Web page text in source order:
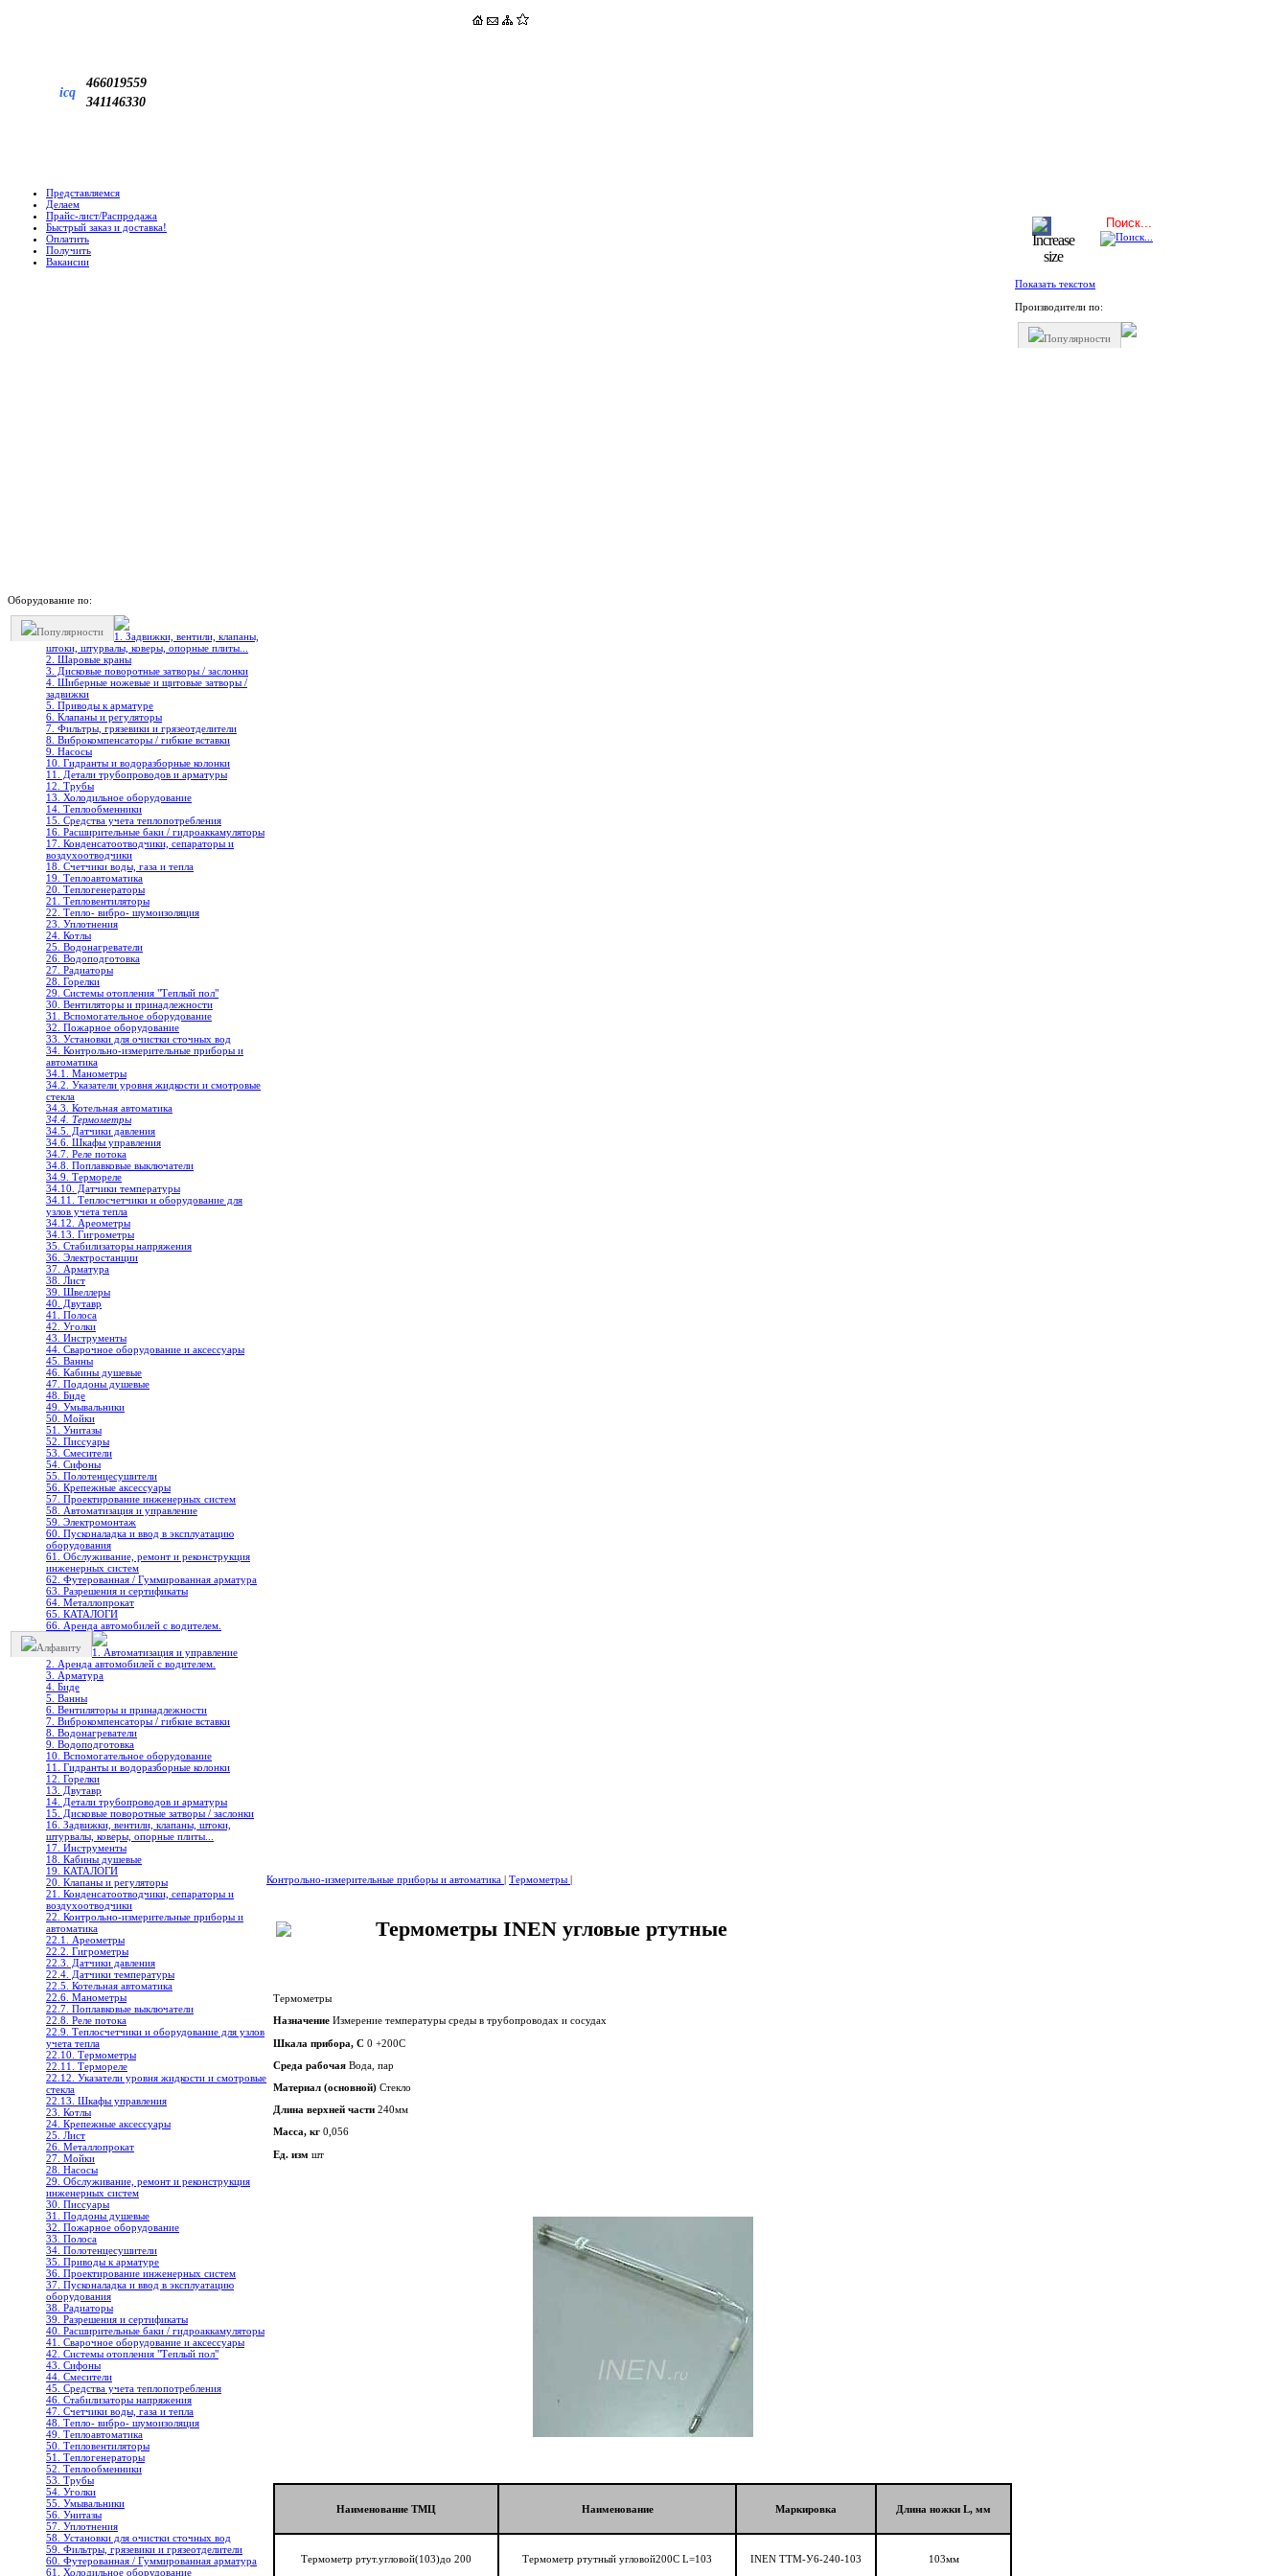
icq
466019559
341146330
Представляемся
Делаем
Прайс-лист/Распродажа
Быстрый заказ и доставка!
Оплатить
Получить
Вакансии
Оборудование по:
Популярности
1. Задвижки, вентили, клапаны,
штоки, штурвалы, коверы, опорные плиты...
2. Шаровые краны
3. Дисковые поворотные затворы / заслонки
4. Шиберные ножевые и щитовые затворы /
задвижки
5. Приводы к арматуре
6. Клапаны и регуляторы
7. Фильтры, грязевики и грязеотделители
8. Виброкомпенсаторы / гибкие вставки
9. Насосы
10. Гидранты и водоразборные колонки
11. Детали трубопроводов и арматуры
12. Трубы
13. Холодильное oборудование
14. Теплообменники
15. Средства учета теплопотребления
16. Расширительные баки / гидроаккамуляторы
17. Конденсатоотводчики, сепараторы и
воздухоотводчики
18. Счетчики воды, газа и тепла
19. Теплоавтоматика
20. Теплогенераторы
21. Тепловентиляторы
22. Тепло- вибро- шумоизоляция
23. Уплотнения
24. Котлы
25. Водонагреватели
26. Водоподготовка
27. Радиаторы
28. Горелки
29. Системы отопления "Теплый пол"
30. Вентиляторы и принадлежности
31. Вспомогательное оборудование
32. Пожарное оборудование
33. Установки для очистки сточных вод
34. Контрольно-измерительные приборы и
автоматика
34.1. Манометры
34.2. Указатели уровня жидкости и смотровые
стекла
34.3. Котельная автоматика
34.4. Термометры
34.5. Датчики давления
34.6. Шкафы управления
34.7. Реле потока
34.8. Поплавковые выключатели
34.9. Термореле
34.10. Датчики температуры
34.11. Теплосчетчики и оборудование для
узлов учета тепла
34.12. Ареометры
34.13. Гигрометры
35. Стабилизаторы напряжения
36. Электростанции
37. Арматура
38. Лист
39. Швеллеры
40. Двутавр
41. Полоса
42. Уголки
43. Инструменты
44. Сварочное оборудование и аксессуары
45. Ванны
46. Кабины душевые
47. Поддоны душевые
48. Биде
49. Умывальники
50. Мойки
51. Унитазы
52. Писсуары
53. Смесители
54. Сифоны
55. Полотенцесушители
56. Крепежные аксессуары
57. Проектирование инженерных систем
58. Автоматизация и управление
59. Электромонтаж
60. Пусконаладка и ввод в эксплуатацию
оборудования
61. Обслуживание, ремонт и реконструкция
инженерных систем
62. Футерованная / Гуммированная арматура
63. Разрешения и сертификаты
64. Металлопрокат
65. КАТАЛОГИ
66. Аренда автомобилей с водителем.
Алфавиту
1. Автоматизация и управление
2. Аренда автомобилей с водителем.
3. Арматура
4. Биде
5. Ванны
6. Вентиляторы и принадлежности
7. Виброкомпенсаторы / гибкие вставки
8. Водонагреватели
9. Водоподготовка
10. Вспомогательное оборудование
11. Гидранты и водоразборные колонки
12. Горелки
13. Двутавр
14. Детали трубопроводов и арматуры
15. Дисковые поворотные затворы / заслонки
16. Задвижки, вентили, клапаны, штоки,
штурвалы, коверы, опорные плиты...
17. Инструменты
18. Кабины душевые
19. КАТАЛОГИ
20. Клапаны и регуляторы
21. Конденсатоотводчики, сепараторы и
воздухоотводчики
22. Контрольно-измерительные приборы и
автоматика
22.1. Ареометры
22.2. Гигрометры
22.3. Датчики давления
22.4. Датчики температуры
22.5. Котельная автоматика
22.6. Манометры
22.7. Поплавковые выключатели
22.8. Реле потока
22.9. Теплосчетчики и оборудование для узлов
учета тепла
22.10. Термометры
22.11. Термореле
22.12. Указатели уровня жидкости и смотровые
стекла
22.13. Шкафы управления
23. Котлы
24. Крепежные аксессуары
25. Лист
26. Металлопрокат
27. Мойки
28. Насосы
29. Обслуживание, ремонт и реконструкция
инженерных систем
30. Писсуары
31. Поддоны душевые
32. Пожарное оборудование
33. Полоса
34. Полотенцесушители
35. Приводы к арматуре
36. Проектирование инженерных систем
37. Пусконаладка и ввод в эксплуатацию
оборудования
38. Радиаторы
39. Разрешения и сертификаты
40. Расширительные баки / гидроаккамуляторы
41. Сварочное оборудование и аксессуары
42. Системы отопления "Теплый пол"
43. Сифоны
44. Смесители
45. Средства учета теплопотребления
46. Стабилизаторы напряжения
47. Счетчики воды, газа и тепла
48. Тепло- вибро- шумоизоляция
49. Теплоавтоматика
50. Тепловентиляторы
51. Теплогенераторы
52. Теплообменники
53. Трубы
54. Уголки
55. Умывальники
56. Унитазы
57. Уплотнения
58. Установки для очистки сточных вод
59. Фильтры, грязевики и грязеотделители
60. Футерованная / Гуммированная арматура
61. Холодильное oборудование
Контрольно-измерительные приборы и автоматика | Термометры |
Термометры INEN угловые ртутные
Термометры
Назначение Измерение температуры среды в трубопроводах и сосудах
Шкала прибора, С 0 +200С
Среда рабочая Вода, пар
Материал (основной) Стекло
Длина верхней части 240мм
Масса, кг 0,056
Ед. изм шт
Наименование ТМЦ Наименование Маркировка Длина ножки L, мм
Термометр ртут.угловой(103)до 200 Термометр ртутный угловой200C L=103 INEN ТТМ-У6-240-103 103мм
Показать текстом
Производители по:
Популярности